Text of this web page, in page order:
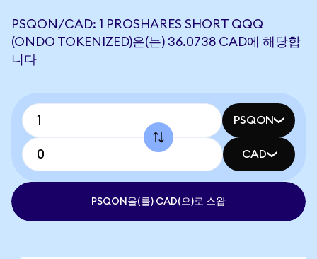
PSQON/CAD: 1 PROSHARES SHORT QQQ
(ONDO TOKENIZED)은(는) 36.0738 CAD에 해당합
니다
PSQON
CAD
PSQON을(를) CAD(으)로 스왑